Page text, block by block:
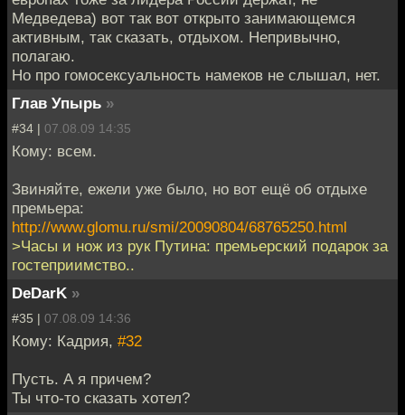
Медведева) вот так вот открыто занимающемся
активным, так сказать, отдыхом. Непривычно,
полагаю.
Но про гомосексуальность намеков не слышал, нет.
Глав Упырь »
#34 | 07.08.09 14:35
Кому: всем.
Звиняйте, ежели уже было, но вот ещё об отдыхе
премьера:
http://www.glomu.ru/smi/20090804/68765250.html
>Часы и нож из рук Путина: премьерский подарок за
гостеприимство..
DeDarK »
#35 | 07.08.09 14:36
Кому: Кадрия, #32
Пусть. А я причем?
Ты что-то сказать хотел?